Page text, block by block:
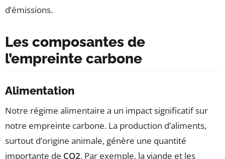
d’émissions.
Les composantes de
l’empreinte carbone
Alimentation
Notre régime alimentaire a un impact significatif sur
notre empreinte carbone. La production d’aliments,
surtout d’origine animale, génère une quantité
importante de CO2. Par exemple, la viande et les